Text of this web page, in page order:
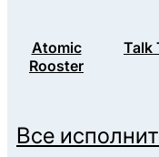
Atomic
Rooster
Talk
Все